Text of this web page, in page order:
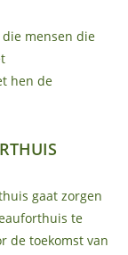
mensen die
hen de
gaat zorgen
te
de toekomst van